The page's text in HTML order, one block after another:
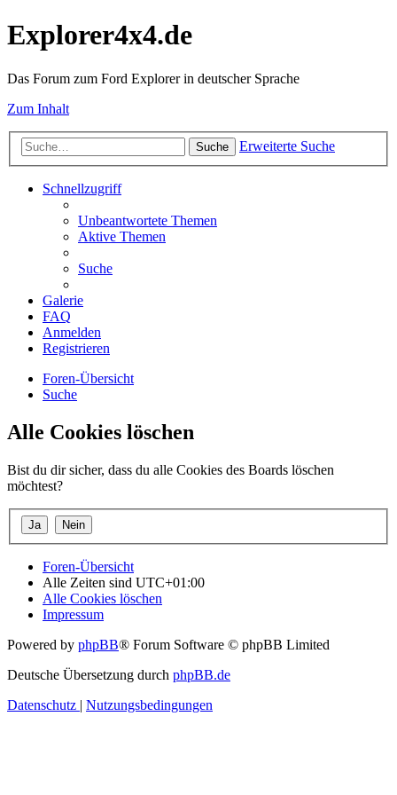
Explorer4x4.de
Das Forum zum Ford Explorer in deutscher Sprache
Zum Inhalt
Suche Erweiterte Suche
Schnellzugriff
Unbeantwortete Themen
Aktive Themen
Suche
Galerie
FAQ
Anmelden
Registrieren
Foren-Übersicht
Suche
Alle Cookies löschen
Bist du dir sicher, dass du alle Cookies des Boards löschen
möchtest?
Foren-Übersicht
Alle Zeiten sind UTC+01:00
Alle Cookies löschen
Impressum
Powered by phpBB® Forum Software © phpBB Limited
Deutsche Übersetzung durch phpBB.de
Datenschutz | Nutzungsbedingungen